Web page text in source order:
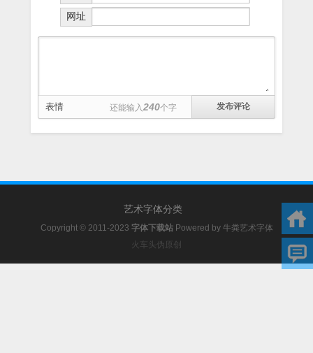
网址
表情 还能输入240个字
艺术字体分类
Copyright © 2011-2023 字体下载站 Powered by 牛粪艺术字体
火车头伪原创